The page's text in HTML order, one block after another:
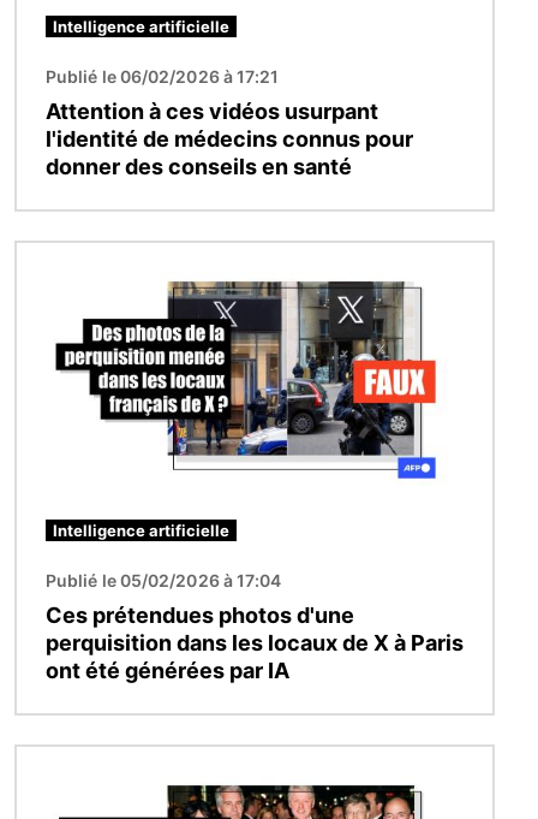
Intelligence artificielle
Publié le 06/02/2026 à 17:21
Attention à ces vidéos usurpant
l'identité de médecins connus pour
donner des conseils en santé
Intelligence artificielle
Publié le 05/02/2026 à 17:04
Ces prétendues photos d'une
perquisition dans les locaux de X à Paris
ont été générées par IA